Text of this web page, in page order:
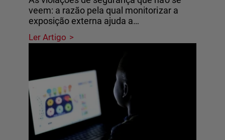
veem: a razão pela qual monitorizar a
exposição externa ajuda a…
Ler Artigo